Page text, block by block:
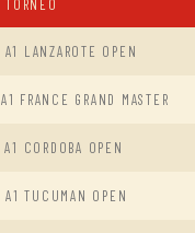
TORNEO
A1 LANZAROTE OPEN
A1 FRANCE GRAND MASTER
A1 CORDOBA OPEN
A1 TUCUMAN OPEN